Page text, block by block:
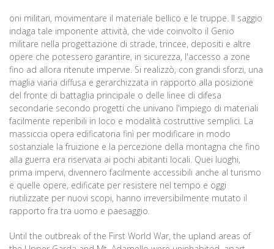
oni militari, movimentare il materiale bellico e le truppe. Il saggio
indaga tale imponente attività, che vide coinvolto il Genio
militare nella progettazione di strade, trincee, depositi e altre
opere che potessero garantire, in sicurezza, l'accesso a zone
fino ad allora ritenute impervie. Si realizzò, con grandi sforzi, una
maglia viaria diffusa e gerarchizzata in rapporto alla posizione
del fronte di battaglia principale o delle linee di difesa
secondarie secondo progetti che univano l'impiego di materiali
facilmente reperibili in loco e modalità costruttive semplici. La
massiccia opera edificatoria finì per modificare in modo
sostanziale la fruizione e la percezione della montagna che fino
alla guerra era riservata ai pochi abitanti locali. Quei luoghi,
prima impervi, divennero facilmente accessibili anche al turismo
e quelle opere, edificate per resistere nel tempo e oggi
riutilizzate per nuovi scopi, hanno irreversibilmente mutato il
rapporto fra tra uomo e paesaggio.
Until the outbreak of the First World War, the upland areas of